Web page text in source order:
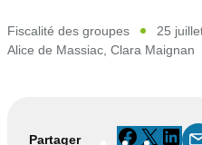
Fiscalité des groupes
25
Alice de Massiac Clara Maignan
Partager Facebook
X